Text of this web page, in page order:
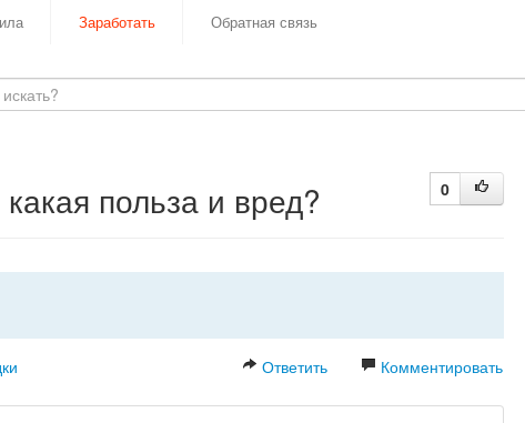
Заработать Обратная связь
0
польза и вред?
Ответить Комментировать